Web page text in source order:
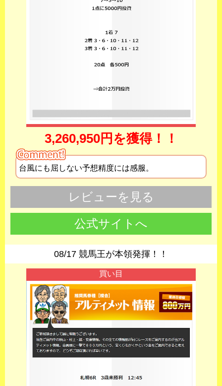
3,260,950円を獲得！！
台風にも屈しない予想精度には感服。
レビューを見る
公式サイトへ
08/17 競馬王が本領発揮！！
買い目